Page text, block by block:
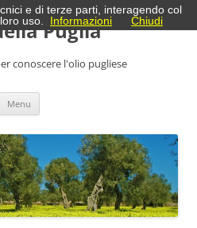
Puglia
conoscere l'olio pugliese
Menu
e di terze parti, interagendo col
uso.
Informazioni Chiudi